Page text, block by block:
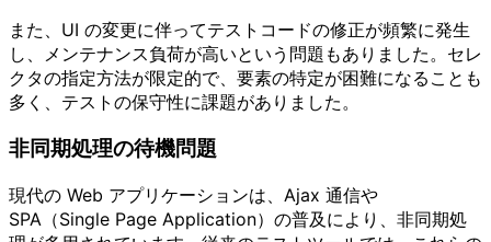
また、UI の変更に伴ってテストコードの修正が頻繁に発生
し、メンテナンス負荷が高いという問題もありました。セレ
クタの指定方法が限定的で、要素の特定が困難になることも
多く、テストの保守性に課題がありました。
非同期処理の待機問題
現代の Web アプリケーションは、Ajax 通信や
SPA（Single Page Application）の普及により、非同期処